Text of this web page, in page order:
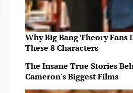
Why Big Bang Theory Fans
These 8 Characters
The Insane True Stories
Cameron's Biggest Films